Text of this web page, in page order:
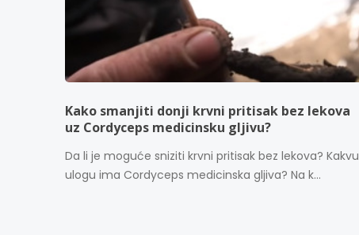
Kako smanjiti donji krvni pritisak bez lekova
uz Cordyceps medicinsku gljivu?
Da li je moguće sniziti krvni pritisak bez lekova? Kakvu
ulogu ima Cordyceps medicinska gljiva? Na k...